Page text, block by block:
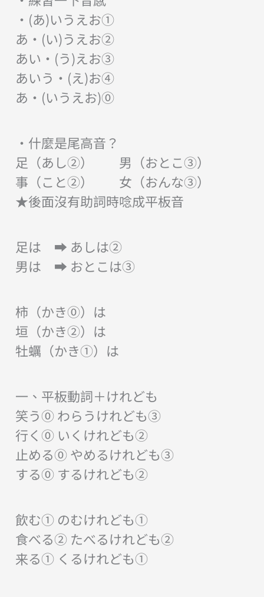
・(あ)いうえお①
あ・(い)うえお②
あい・(う)えお③
あいう・(え)お④
あ・(いうえお)⓪
・什麼是尾高音？
足（あし②） 男（おとこ③）
事（こと②） 女（おんな③）
★後面沒有助詞時唸成平板音
足は ➡︎ あしは②
男は ➡︎ おとこは③
柿（かき⓪）は
垣（かき②）は
牡蠣（かき①）は
一、平板動詞＋けれども
笑う⓪ わらうけれども③
行く⓪ いくけれども②
止める⓪ やめるけれども③
する⓪ するけれども②
飲む① のむけれども①
食べる② たべるけれども②
来る① くるけれども①